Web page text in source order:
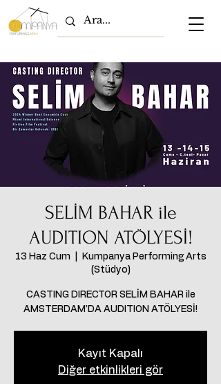
SELİM BAHAR ile
AUDITION ATÖLYESİ!
13 Haz Cum
Kumpanya Performing Arts
(Stüdyo)
CASTING DIRECTOR SELİM BAHAR ile
AMSTERDAM’DA AUDITION ATÖLYESİ!
Kayıt Kapalı
Diğer etkinlikleri gör